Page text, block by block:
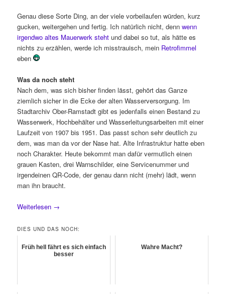
Genau diese Sorte Ding, an der viele vorbeilaufen würden, kurz
gucken, weitergehen und fertig. Ich natürlich nicht, dennwenn
irgendwo altes Mauerwerk steht und dabei so tut, als hätte es
nichts zu erzählen, werde ich misstrauisch, mein Retrofimmel
eben
Was da noch steht
Nach dem, was sich bisher finden lässt, gehört das Ganze
ziemlich sicher in die Ecke der alten Wasserversorgung. Im
Stadtarchiv Ober-Ramstadt gibt es jedenfalls einen Bestand zu
Wasserwerk, Hochbehälter und Wasserleitungsarbeiten mit einer
Laufzeit von 1907 bis 1951. Das passt schon sehr deutlich zu
dem, was man da vor der Nase hat. Alte Infrastruktur hatte eben
noch Charakter. Heute bekommt man dafür vermutlich einen
grauen Kasten, drei Warnschilder, eine Servicenummer und
irgendeinen QR-Code, der genau dann nicht (mehr) lädt, wenn
man ihn braucht.
Weiterlesen →
DIES UND DAS NOCH:
Früh hell fährt es sich einfach
besser
Wahre Macht?